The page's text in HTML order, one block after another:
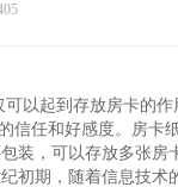
以起到存放房卡的
信任和好感度。房卡
装，可以存放多张
期，随着信息技术